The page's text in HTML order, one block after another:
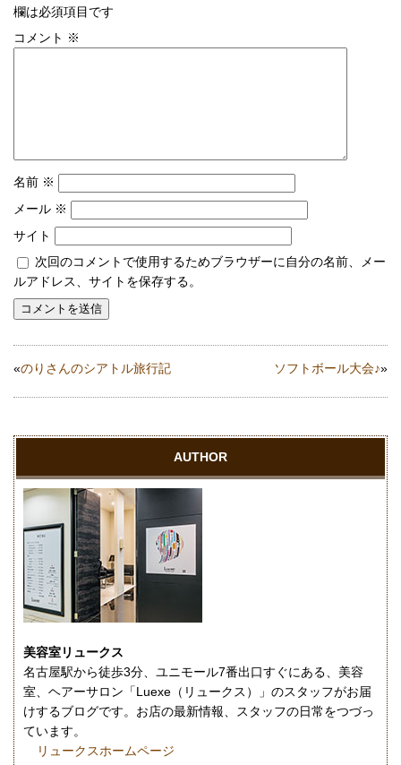
欄は必須項目です
コメント ※
名前 ※
メール ※
サイト
次回のコメントで使用するためブラウザーに自分の名前、メー
ルアドレス、サイトを保存する。
«のりさんのシアトル旅行記 ソフトボール大会♪»
AUTHOR
美容室リュークス
名古屋駅から徒歩3分、ユニモール7番出口すぐにある、美容
室、ヘアーサロン「Luexe（リュークス）」のスタッフがお届
けするブログです。お店の最新情報、スタッフの日常をつづっ
ています。
リュークスホームページ